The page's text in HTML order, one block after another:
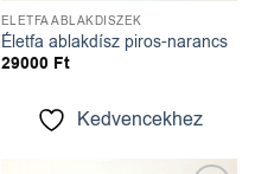
ÉLETFA ABLAKDÍSZEK
Életfa ablakdísz piros-narancs
29000 Ft
Kedvencekhez